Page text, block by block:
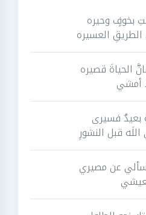
بخوفٍ وحيره
العسيره
الحياةَ قصيره
أمشي
بعيدٌ فسيرى
قبل النشورِ
عن مصيري